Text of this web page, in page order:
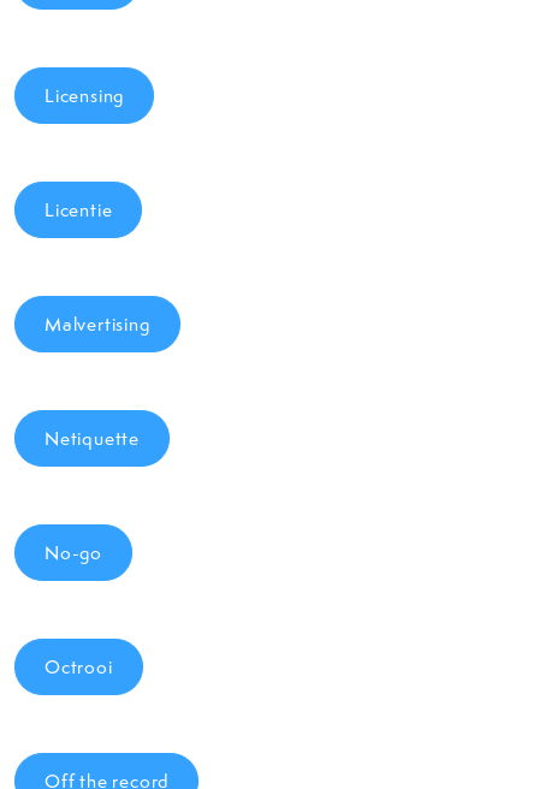
Licensing
Licentie
Malvertising
Netiquette
No-go
Octrooi
Off the record